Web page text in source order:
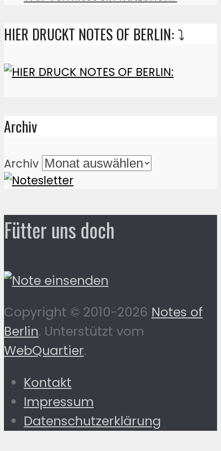
HIER DRUCKT NOTES OF BERLIN: ⤵️
Archiv
Archiv
Fütter uns doch
Copyright © 2010-2026 Notes of
Berlin. Unterstützt vom
WebQuartier.
Kontakt
Impressum
Datenschutzerklärung